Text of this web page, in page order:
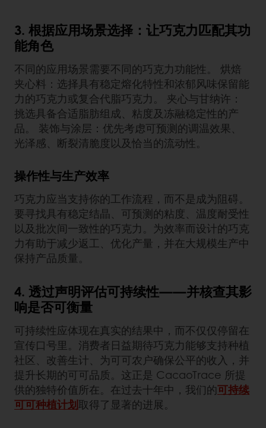
3. 根据应用场景选择：让巧克力匹配其功
能角色
不同的应用场景需要不同的巧克力功能性。 烘焙
夹心料：选择具有稳定熔化特性和浓郁风味保留能
力的巧克力或复合代脂巧克力。 夹心与甘纳许：
挑选具备合适脂肪组成、粘度及冻融稳定性的产
品。 装饰与涂层：优先考虑可预测的调温效果、
光泽感、断裂清脆度以及恰当的流动性。
操作性与生产效率
巧克力应当支持你的工作流程，而不是成为阻碍。
要寻找具有稳定结晶、可预测的粘度、温度耐受性
以及批次间一致性的巧克力。为效率而设计的巧克
力有助于减少返工、优化产量，并在大规模生产中
保持产品质量。
4. 透过声明评估可持续性——并核查其影
响是否可衡量
可持续性应体现在真实的结果中，而不仅仅停留在
宣传口号里。消费者日益期待巧克力能够支持种植
社区、改善生计、为可可农户确保公平的收入，并
提升长期的可可品质。这正是 CacaoTrace 所提
供的独特价值所在。在过去十年中，我们的可持续
可可种植计划取得了显著的进展。